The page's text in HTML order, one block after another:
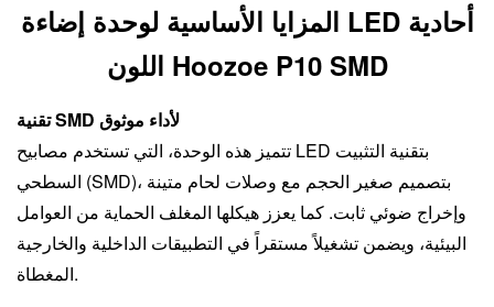
المزايا الأساسية لوحدة إضاءة LED أحادية
اللون Hoozoe P10 SMD
تقنية SMD لأداء موثوق
تتميز هذه الوحدة، التي تستخدم مصابيح LED بتقنية التثبيت
السطحي (SMD)، بتصميم صغير الحجم مع وصلات لحام متينة
وإخراج ضوئي ثابت. كما يعزز هيكلها المغلف الحماية من العوامل
البيئية، ويضمن تشغيلاً مستقراً في التطبيقات الداخلية والخارجية
المغطاة.